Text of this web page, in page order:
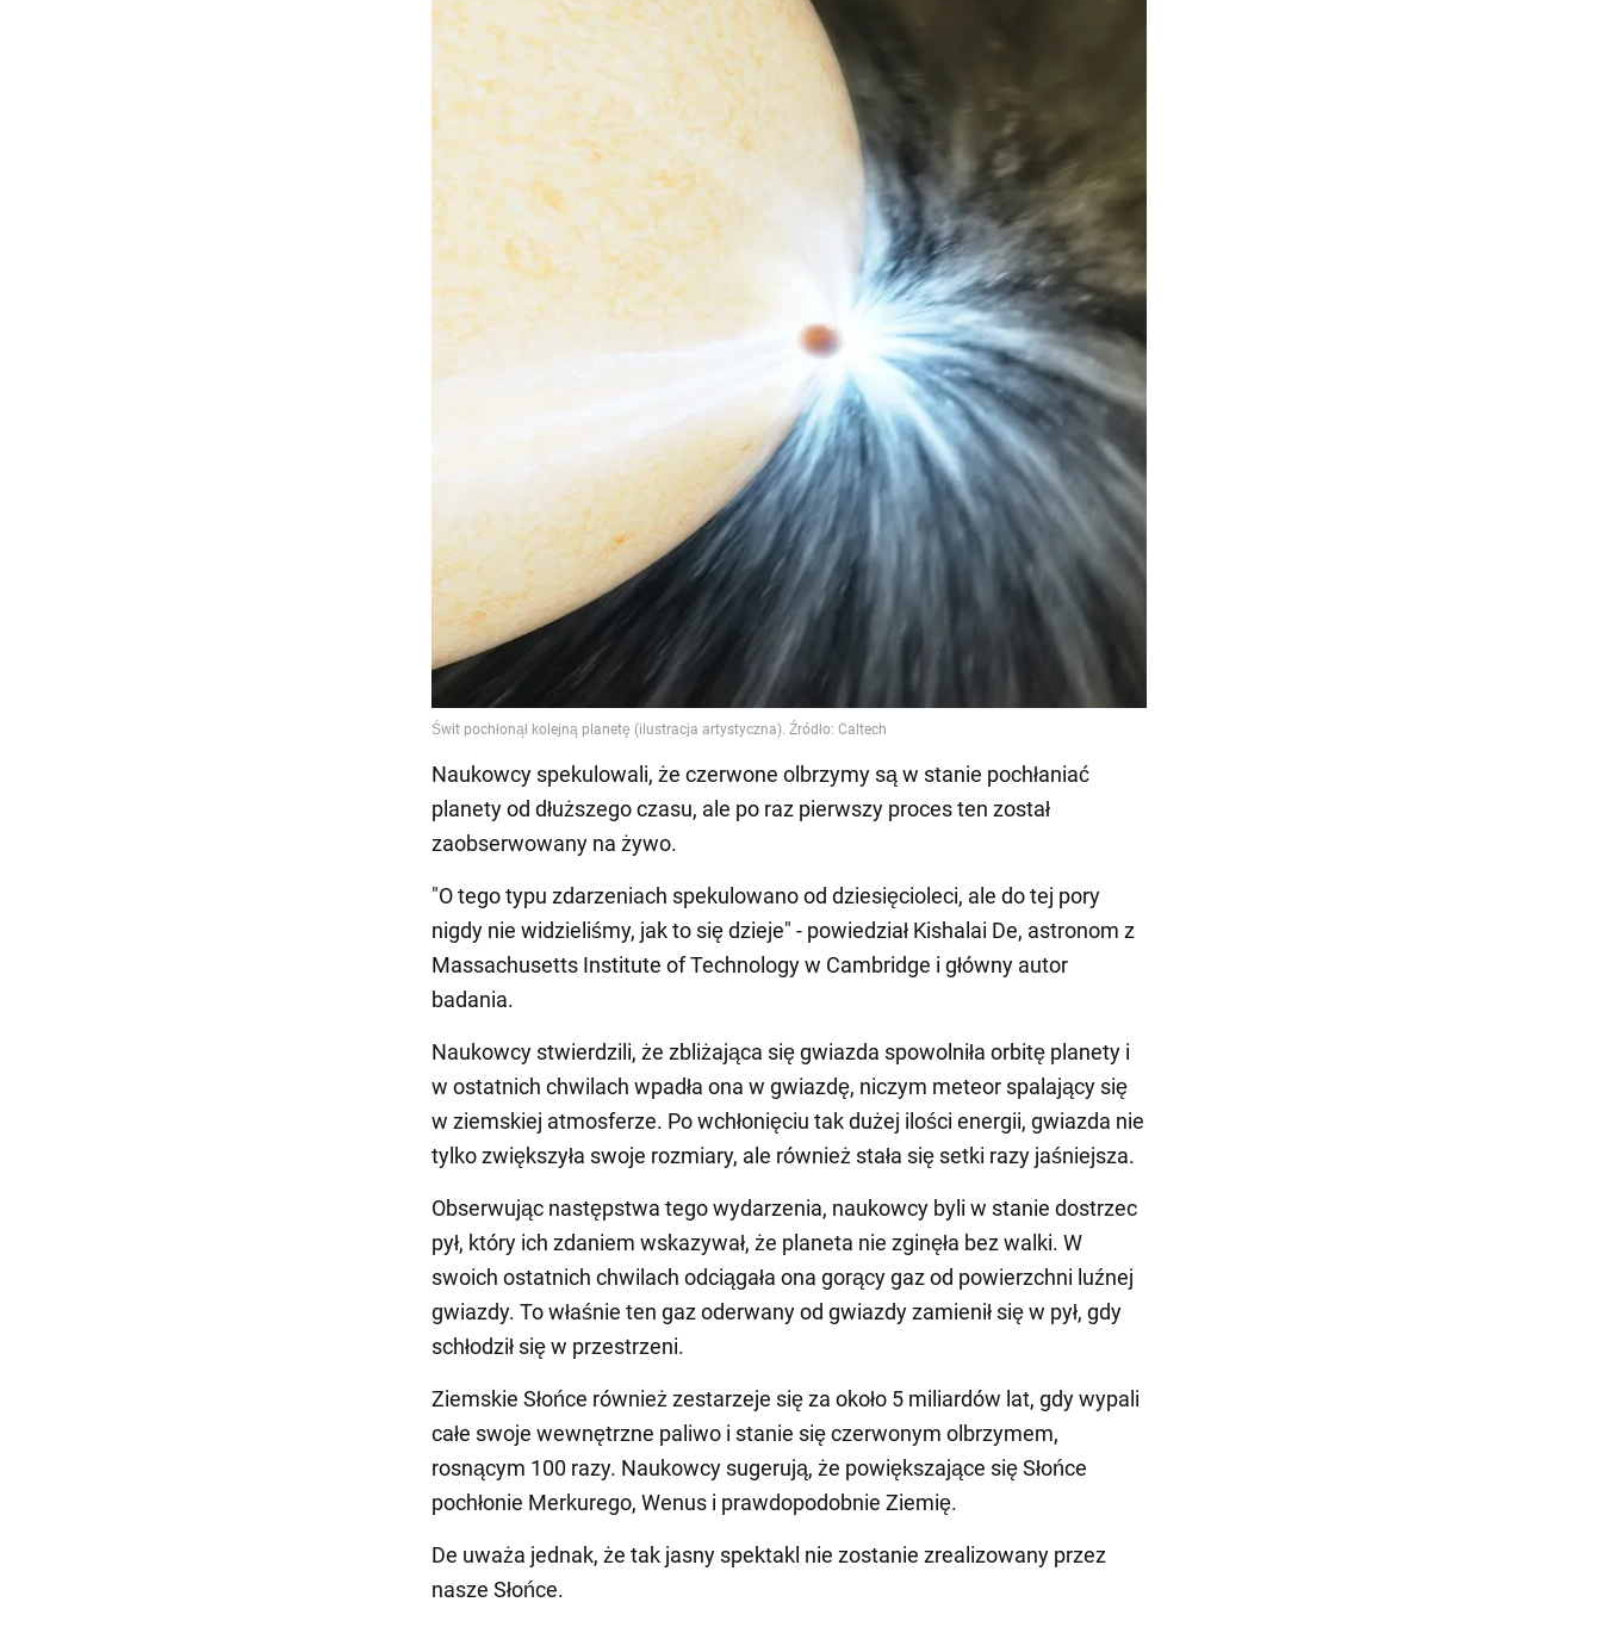
Naukowcy spekulowali, że czerwone olbrzymy są w stanie pochłaniać
planety od dłuższego czasu, ale po raz pierwszy proces ten został
zaobserwowany na żywo.
"O tego typu zdarzeniach spekulowano od dziesięcioleci, ale do tej pory
nigdy nie widzieliśmy, jak to się dzieje" - powiedział Kishalai De, astronom z
Massachusetts Institute of Technology w Cambridge i główny autor
badania.
Naukowcy stwierdzili, że zbliżająca się gwiazda spowolniła orbitę planety i
w ostatnich chwilach wpadła ona w gwiazdę, niczym meteor spalający się
w ziemskiej atmosferze. Po wchłonięciu tak dużej ilości energii, gwiazda nie
tylko zwiększyła swoje rozmiary, ale również stała się setki razy jaśniejsza.
Obserwując następstwa tego wydarzenia, naukowcy byli w stanie dostrzec
pył, który ich zdaniem wskazywał, że planeta nie zginęła bez walki. W
swoich ostatnich chwilach odciągała ona gorący gaz od powierzchni luźnej
gwiazdy. To właśnie ten gaz oderwany od gwiazdy zamienił się w pył, gdy
schłodził się w przestrzeni.
Ziemskie Słońce również zestarzeje się za około 5 miliardów lat, gdy wypali
całe swoje wewnętrzne paliwo i stanie się czerwonym olbrzymem,
rosnącym 100 razy. Naukowcy sugerują, że powiększające się Słońce
pochłonie Merkurego, Wenus i prawdopodobnie Ziemię.
De uważa jednak, że tak jasny spektakl nie zostanie zrealizowany przez
nasze Słońce.